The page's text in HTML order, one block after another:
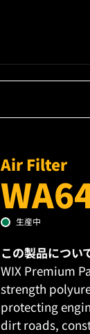
Air Filter
生産中
この製品につい
WIX Premium
strength
protecting
dirt roads,